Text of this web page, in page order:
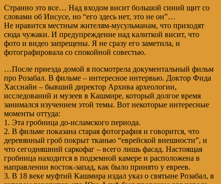
Странно это все… Над входом висит большой синий щит со
словами об Иисусе, но “его здесь нет, это не он”…
Не нравится местным жителям-мусульманам, что приходят
сюда чужаки. И предупреждение над калиткой висит, что
фото и видео запрещены. Я не сразу его заметила, и
фотографировала со спокойной совестью.
…После приезда домой я посмотрела документальный фильм
про Розабал. В фильме – интересное интервью. Доктор Фида
Хасснайн – бывший директор Архива археологии,
исследований и музеев в Кашмире, который долгое время
занимался изучением этой темы. Вот некоторые интересные
моменты оттуда:
1. Эта гробница до-исламского периода.
2. В фильме показана старая фотография и говорится, что
деревянный гроб покрыт тканью “еврейской внешности”, и
что сегодняшний саркофаг – всего лишь фасад. Настоящая
гробница находится в подземной камере и расположена в
направлении восток-запад, как было принято у евреев.
3. В 18 веке муфтий Кашмира издал указ о святыне Розабал, в